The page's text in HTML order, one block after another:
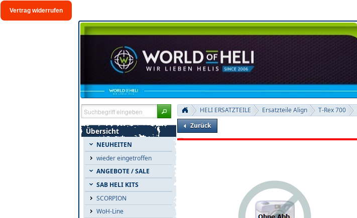
Vertrag widerrufen
Übersicht
NEUHEITEN
wieder eingetroffen
ANGEBOTE / SALE
SAB HELI KITS
SCORPION
WoH-Line
HELI ERSATZTEILE Ersatzteile Align T-Rex 700
Zurück